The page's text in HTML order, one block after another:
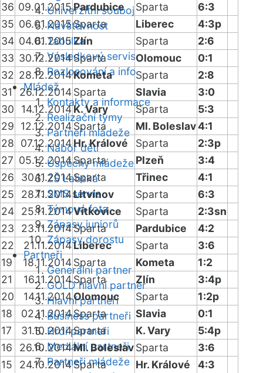
Univerzitní souboj
Návštěvnost
Tabulka
Výsledkový servis
Rozlosování a info
Mládež
Kontakty a informace
Realizační týmy
Partneři mládeže
Nábor dětí
Úspěchy mládeže
ZŠ Labská
SMS servis
Týmová fota
Zápasy juniorů
Zápasy dorostu
Partneři
Generální partner
GOLD hlavní partner
Hlavní partneři
Business partneři
Hrdí partneři
Mediální partneři
Partneři mládeže
36 09.01.2015Pardubice Sparta
6:3
35 06.01.2015Sparta Liberec
4:3p
34 04.01.2015 Zlín Sparta
2:6
33 30.12.2014Sparta Olomouc
0:1
32 28.12.2014Kometa Sparta
2:8
31
26.12.2014Sparta Slavia
3:0
30
14.12.2014K. Vary Sparta
5:3
29
12.12.2014Sparta Ml. Boleslav4:1
28
07.12.2014Hr. Králové Sparta
2:3p
27 05.12.2014Sparta Plzeň
3:4
26
30.11.2014Sparta Třinec
4:1
25
28.11.2014Litvínov Sparta
6:3
24
25.11.2014Vítkovice Sparta
2:3sn
23
23.11.2014Sparta Pardubice
4:2
22
21.11.2014Liberec Sparta
3:6
19
18.11.2014Sparta Kometa
1:2
21
16.11.2014Sparta Zlín
3:4p
20
14.11.2014Olomouc Sparta
1:2p
18
02.11.2014Sparta Slavia
0:1
17
31.10.2014Sparta K. Vary
5:4p
16
26.10.2014Ml. BoleslavSparta
3:6
15
24.10.2014Sparta Hr. Králové 4:3